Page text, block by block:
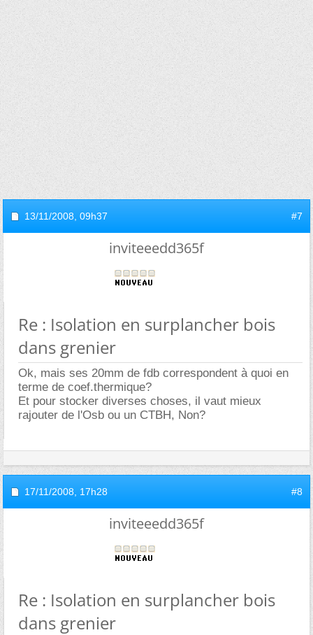
13/11/2008, 09h37 #7
inviteeedd365f
Re : Isolation en surplancher bois
dans grenier
Ok, mais ses 20mm de fdb correspondent à quoi en
terme de coef.thermique?
Et pour stocker diverses choses, il vaut mieux
rajouter de l'Osb ou un CTBH, Non?
17/11/2008, 17h28 #8
inviteeedd365f
Re : Isolation en surplancher bois
dans grenier